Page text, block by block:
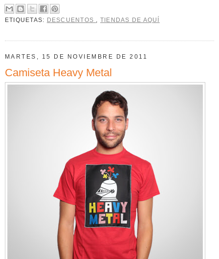
ETIQUETAS: DESCUENTOS , TIENDAS DE AQUÍ
MARTES, 15 DE NOVIEMBRE DE 2011
Camiseta Heavy Metal